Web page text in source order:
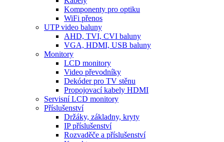
Komponenty pro optiku
WiFi přenos
UTP video baluny
AHD, TVI, CVI baluny
VGA, HDMI, USB baluny
Monitory
LCD monitory
Video převodníky
Dekóder pro TV stěnu
Propojovací kabely HDMI
Servisní LCD monitory
Příslušenství
Držáky, základny, kryty
IP příslušenství
Rozvaděče a příslušenství